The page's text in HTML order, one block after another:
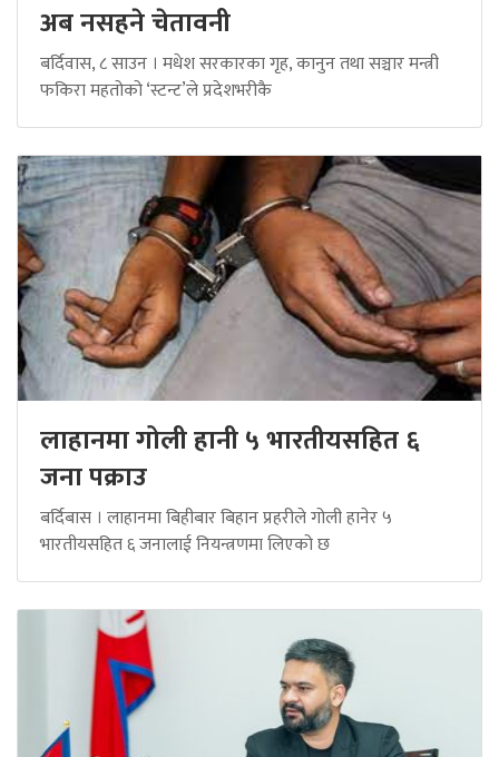
अब नसहने चेतावनी
बर्दिवास, ८ साउन । मधेश सरकारका गृह, कानुन तथा सञ्चार मन्त्री
फकिरा महतोको ‘स्टन्ट’ले प्रदेशभरीकै
लाहानमा गोली हानी ५ भारतीयसहित ६
जना पक्राउ
बर्दिबास । लाहानमा बिहीबार बिहान प्रहरीले गोली हानेर ५
भारतीयसहित ६ जनालाई नियन्त्रणमा लिएको छ